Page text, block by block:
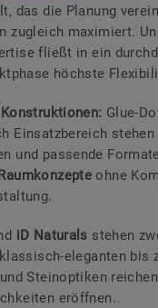
das die Planung
zugleich maximiert.
fließt in ein
höchste
Glue-
Einsatzbereich
und passende
ohne
iD Naturals stehen
eleganten bis
Steinoptiken
eröffnen.